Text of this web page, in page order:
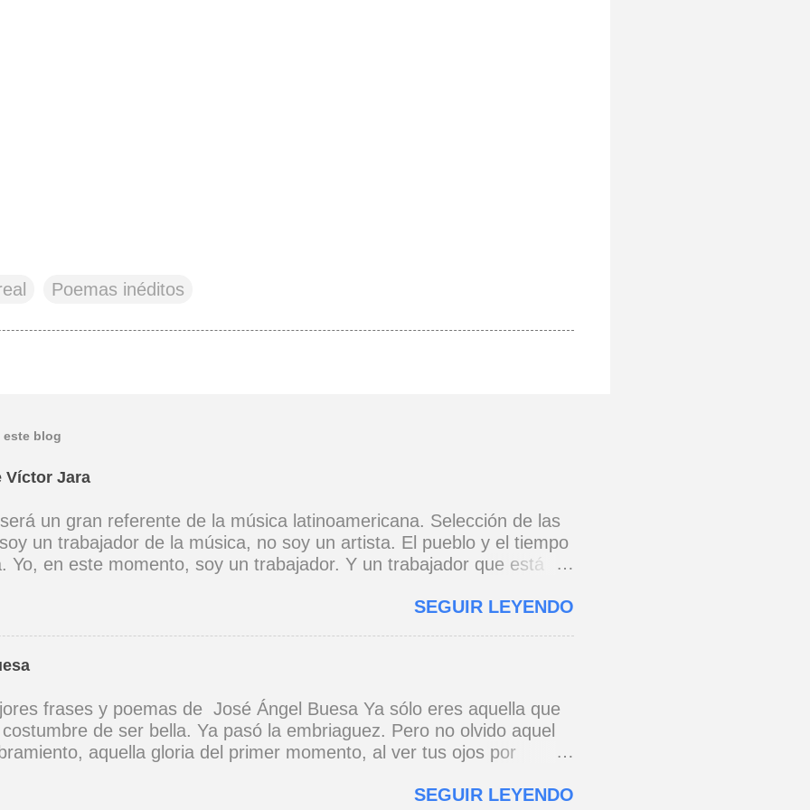
Poemas inéditos
este blog
Víctor Jara
un gran referente de la música latinoamericana. Selección de las
un trabajador de la música, no soy un artista. El pueblo y el tiempo
Yo, en este momento, soy un trabajador. Y un trabajador que está
buena voz, canto porque la guitarra tiene sentido y razón.
jugar. Cuántos como tu vagarán, el dinero es todo para amar,
hay. (Canción de cuna para un niño vago. 1965) * Si yo a Cuba le
canción tendría que ser un son, un son revolucionario, pie con pie,
a corazón, corazón a corazón. (A Cuba .1969) ...
SEGUIR LEYENDO
frases y poemas de José Ángel Buesa Ya sólo eres aquella que
de ser bella. Ya pasó la embriaguez. Pero no olvido aquel
aquella gloria del primer momento, al ver tus ojos por
Como aquel instante de embriaguez; y siento celos al pensar que un
SEGUIR LEYENDO